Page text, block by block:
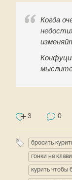
Когда
3 0
бросить
гонки на
курить чтобы